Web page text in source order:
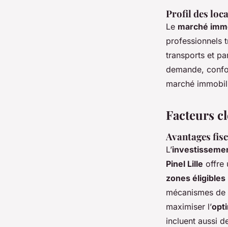
Profil des
Le marché
professionnels
transports et
demande,
marché
Facteurs
Avantages
L’
Pinel Lille offre
zones éligibles
mécanismes
maximiser l’
incluent aussi